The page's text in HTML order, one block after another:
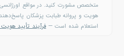
متخصص مشورت کنید. در مواقع اورژانسی
هویت و پروانه طبابت پزشکان
استعلام شده است —فرآیند تأیید